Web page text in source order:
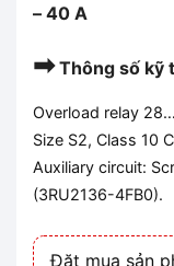
– 40 A
➡Thông số kỹ
Overload relay
Size S2, Class 10
Auxiliary circuit:
(3RU2136-4FB0).
Đặt mua sản